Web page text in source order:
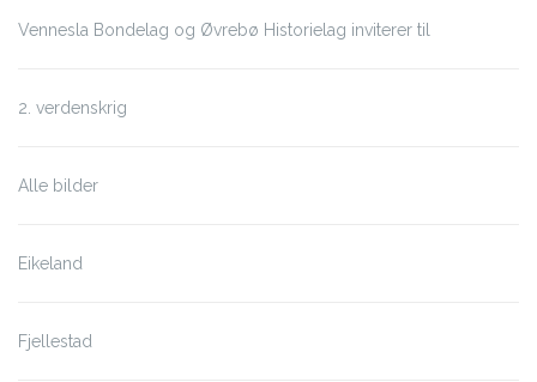
Vennesla Bondelag og Øvrebø Historielag inviterer til
2. verdenskrig
Alle bilder
Eikeland
Fjellestad